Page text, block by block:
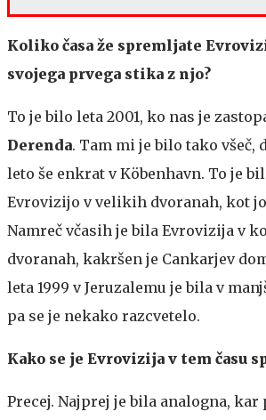
Koliko časa že spremljate
svojega prvega stika z njo?
To je bilo leta 2001, ko nas je
Derenda. Tam mi je bilo tako všeč,
leto še enkrat v Köbenhavn. To je
Evrovizijo v velikih dvoranah, kot
Namreč včasih je bila Evrovizija v
dvoranah, kakršen je Cankarjev
leta 1999 v Jeruzalemu je bila v
pa se je nekako razcvetelo.
Kako se je Evrovizija v tem času
Precej. Najprej je bila analogna, kar